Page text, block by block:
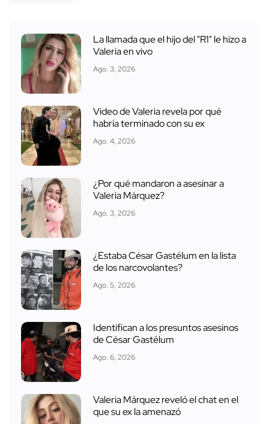
La llamada que el hijo del "R1" le hizo a
Valeria en vivo
Ago. 3, 2026
Video de Valeria revela por qué
habría terminado con su ex
Ago. 4, 2026
¿Por qué mandaron a asesinar a
Valeria Márquez?
Ago. 3, 2026
¿Estaba César Gastélum en la lista
de los narcovolantes?
Ago. 5, 2026
Identifican a los presuntos asesinos
de César Gastélum
Ago. 6, 2026
Valeria Márquez reveló el chat en el
que su ex la amenazó